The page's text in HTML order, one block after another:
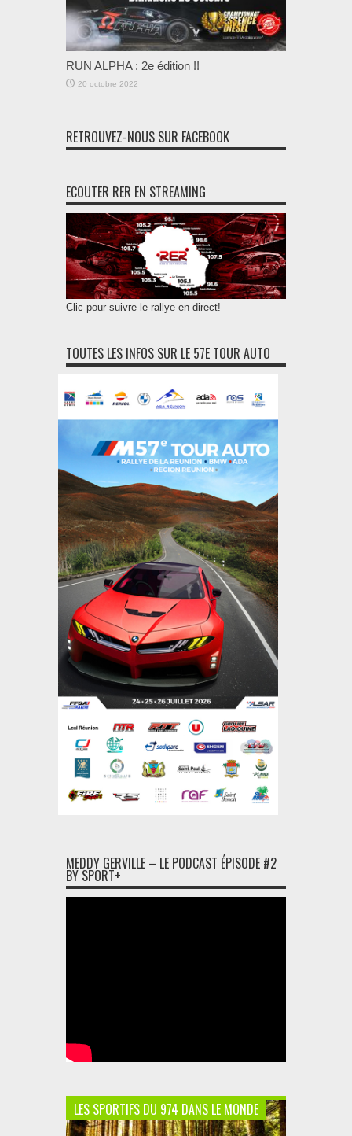
RUN ALPHA : 2e édition !!
20 octobre 2022
RETROUVEZ-NOUS SUR FACEBOOK
ECOUTER RER EN STREAMING
Clic pour suivre le rallye en direct!
TOUTES LES INFOS SUR LE 57E TOUR AUTO
MEDDY GERVILLE – LE PODCAST ÉPISODE #2
BY SPORT+
LES SPORTIFS DU 974 DANS LE MONDE